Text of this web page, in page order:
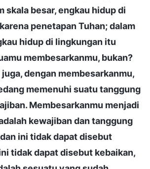
skala besar, engkau hidup di
penetapan Tuhan; dalam
hidup di lingkungan itu
membesarkanmu, bukan?
dengan membesarkanmu,
memenuhi suatu tanggung
Membesarkanmu menjadi
kewajiban dan tanggung
ini tidak dapat disebut
tidak dapat disebut kebaikan,